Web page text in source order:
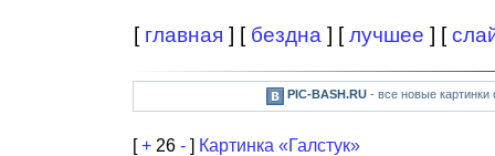
[ главная ] [ бездна ] [лучшее ] [
PIC-BASH.RU- все новые картинки
[+ 26 - ] Картинка «Галстук»